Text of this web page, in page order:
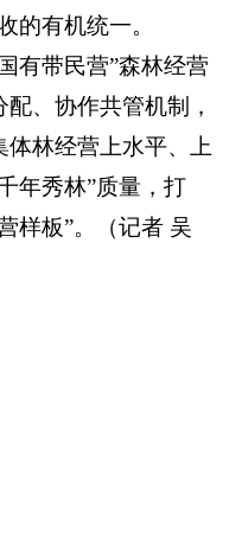
的有机统一。
有带民营”森林经营
、协作共管机制，
林经营上水平、上
年秀林”质量，打
样板”。（记者 吴